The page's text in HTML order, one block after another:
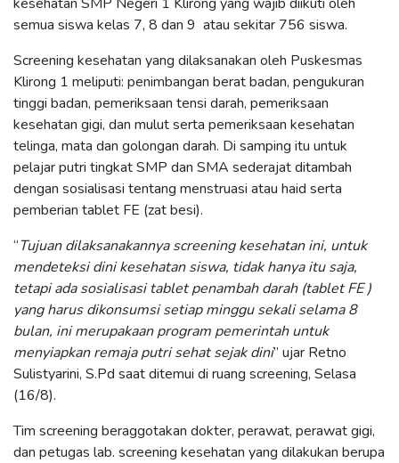
semua siswa kelas 7, 8 dan 9 atau sekitar 756 siswa.
Screening kesehatan yang dilaksanakan oleh Puskesmas
Klirong 1 meliputi: penimbangan berat badan, pengukuran
tinggi badan, pemeriksaan tensi darah, pemeriksaan
kesehatan gigi, dan mulut serta pemeriksaan kesehatan
telinga, mata dan golongan darah. Di samping itu untuk
pelajar putri tingkat SMP dan SMA sederajat ditambah
dengan sosialisasi tentang menstruasi atau haid serta
pemberian tablet FE (zat besi).
“Tujuan dilaksanakannya screening kesehatan ini, untuk
mendeteksi dini kesehatan siswa, tidak hanya itu saja,
tetapi ada sosialisasi tablet penambah darah (tablet FE )
yang harus dikonsumsi setiap minggu sekali selama 8
bulan, ini merupakaan program pemerintah untuk
menyiapkan remaja putri sehat sejak dini” ujar Retno
Sulistyarini, S.Pd saat ditemui di ruang screening, Selasa
(16/8).
Tim screening beraggotakan dokter, perawat, perawat gigi,
dan petugas lab. screening kesehatan yang dilakukan berupa